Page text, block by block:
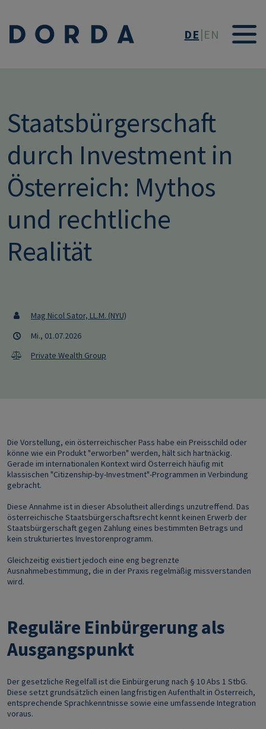
DE EN
Staatsbürgerschaft
durch Investment in
Österreich: Mythos
und rechtliche
Realität
Mag Nicol Sator, LL.M. (NYU)
Mi., 01.07.2026
Private Wealth Group
Die Vorstellung, ein österreichischer Pass habe ein Preisschild oder
könne wie ein Produkt "erworben" werden, hält sich hartnäckig.
Gerade im internationalen Kontext wird Österreich häufig mit
klassischen "Citizenship-by-Investment"-Programmen in Verbindung
gebracht.
Diese Annahme ist in dieser Absolutheit allerdings unzutreffend. Das
österreichische Staatsbürgerschaftsrecht kennt keinen Erwerb der
Staatsbürgerschaft gegen Zahlung eines bestimmten Betrags und
kein strukturiertes Investorenprogramm.
Gleichzeitig existiert jedoch eine eng begrenzte
Ausnahmebestimmung, die in der Praxis regelmäßig missverstanden
wird.
Reguläre Einbürgerung als
Ausgangspunkt
Der gesetzliche Regelfall ist die Einbürgerung nach § 10 Abs 1 StbG.
Diese setzt grundsätzlich einen langfristigen Aufenthalt in Österreich,
entsprechende Sprachkenntnisse sowie eine umfassende Integration
voraus.